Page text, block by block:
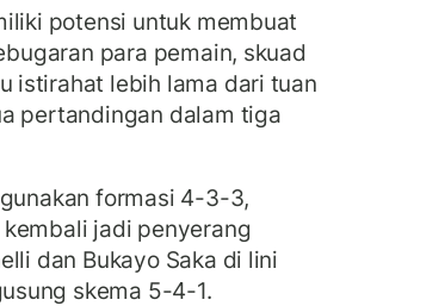
potensi untuk membuat
para pemain, skuad
istirahat lebih lama dari tuan
pertandingan dalam tiga
formasi 4-3-3,
jadi penyerang
dan Bukayo Saka di lini
skema 5-4-1.